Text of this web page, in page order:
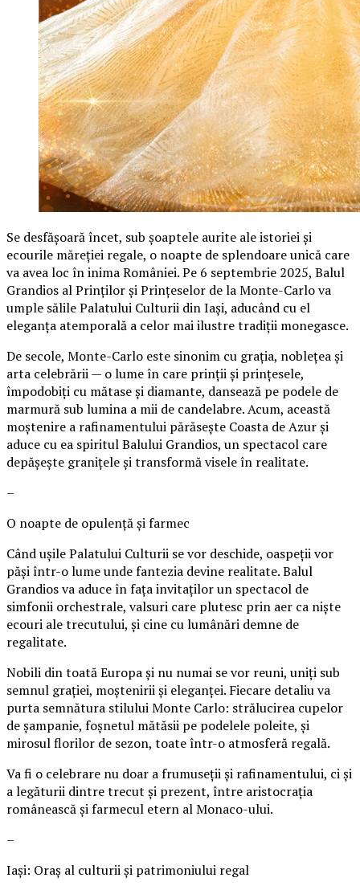
Se desfășoară încet, sub șoaptele aurite ale istoriei și
ecourile măreției regale, o noapte de splendoare unică care
va avea loc în inima României. Pe 6 septembrie 2025, Balul
Grandios al Prinților și Prințeselor de la Monte-Carlo va
umple sălile Palatului Culturii din Iași, aducând cu el
eleganța atemporală a celor mai ilustre tradiții monegasce.
De secole, Monte-Carlo este sinonim cu grația, noblețea și
arta celebrării — o lume în care prinții și prințesele,
împodobiți cu mătase și diamante, dansează pe podele de
marmură sub lumina a mii de candelabre. Acum, această
moștenire a rafinamentului părăsește Coasta de Azur și
aduce cu ea spiritul Balului Grandios, un spectacol care
depășește granițele și transformă visele în realitate.
–
O noapte de opulență și farmec
Când ușile Palatului Culturii se vor deschide, oaspeții vor
păși într-o lume unde fantezia devine realitate. Balul
Grandios va aduce în fața invitaților un spectacol de
simfonii orchestrale, valsuri care plutesc prin aer ca niște
ecouri ale trecutului, și cine cu lumânări demne de
regalitate.
Nobili din toată Europa și nu numai se vor reuni, uniți sub
semnul grației, moștenirii și eleganței. Fiecare detaliu va
purta semnătura stilului Monte Carlo: strălucirea cupelor
de șampanie, foșnetul mătăsii pe podelele poleite, și
mirosul florilor de sezon, toate într-o atmosferă regală.
Va fi o celebrare nu doar a frumuseții și rafinamentului, ci și
a legăturii dintre trecut și prezent, între aristocrația
românească și farmecul etern al Monaco-ului.
–
Iași: Oraș al culturii și patrimoniului regal